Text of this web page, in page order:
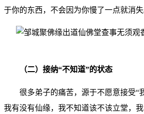
于你的东西，不会因为你慢了一点就消失
（二）接纳“不知道”的状态
很多弟子的痛苦，源于不愿意接受“
我有没有仙缘，我不知道该不该立堂，